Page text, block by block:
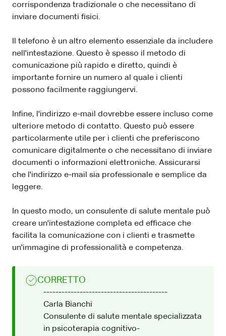
corrispondenza tradizionale o che necessitano di
inviare documenti fisici.
Il telefono è un altro elemento essenziale da includere
nell'intestazione. Questo è spesso il metodo di
comunicazione più rapido e diretto, quindi è
importante fornire un numero al quale i clienti
possono facilmente raggiungervi.
Infine, l'indirizzo e-mail dovrebbe essere incluso come
ulteriore metodo di contatto. Questo può essere
particolarmente utile per i clienti che preferiscono
comunicare digitalmente o che necessitano di inviare
documenti o informazioni elettroniche. Assicurarsi
che l'indirizzo e-mail sia professionale e semplice da
leggere.
In questo modo, un consulente di salute mentale può
creare un'intestazione completa ed efficace che
facilita la comunicazione con i clienti e trasmette
un'immagine di professionalità e competenza.
CORRETTO
-----------------------------------------
Carla Bianchi
Consulente di salute mentale specializzata
in psicoterapia cognitivo-